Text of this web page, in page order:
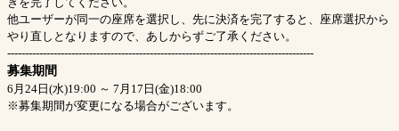
他ユーザーが同一の座席を選択し、先に決済を完了すると、座席選択から
やり直しとなりますので、あしからずご了承ください。
--------------------------------------------------------------------------------------
募集期間
6月24日(水)19:00 ～ 7月17日(金)18:00
※募集期間が変更になる場合がございます。